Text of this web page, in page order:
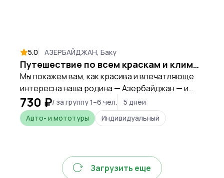
5.0 АЗЕРБАЙДЖАН, Баку
Путешествие по всем краскам и климатам Азербайджана
Мы покажем вам, как красива и впечатляюще
интересна наша родина — Азербайджан — и
постараемся сделать всё, чтобы вы в неё
влюбились.
730 ₽/ за группу 1–6 чел.
5 дней
Авто- и мототуры
Индивидуальный
Загрузить еще